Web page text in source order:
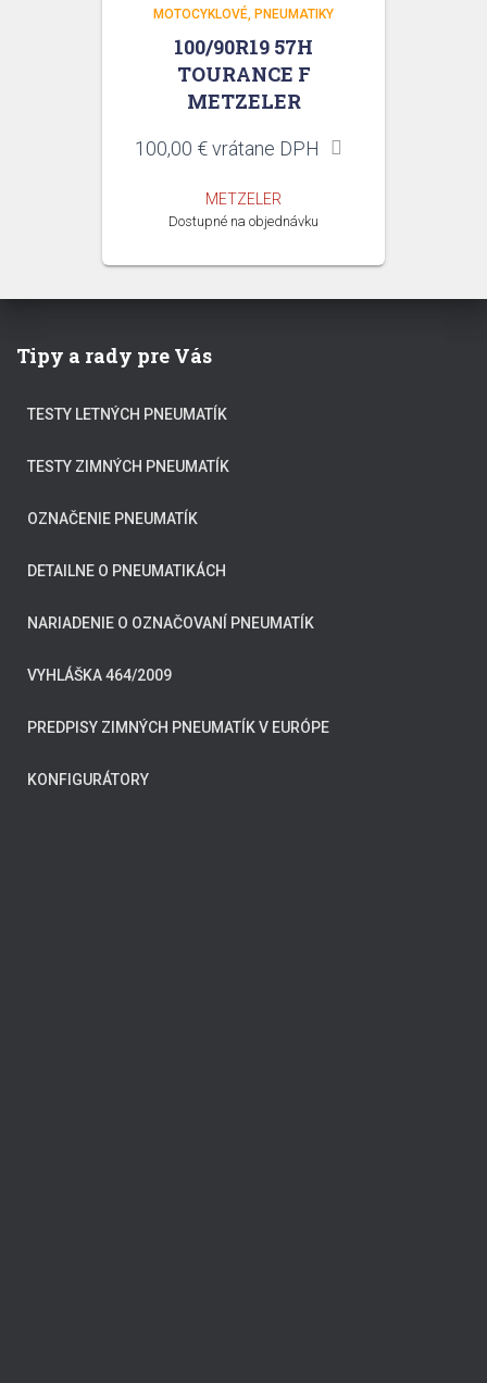
MOTOCYKLOVÉ PNEUMATIKY
100/90R19 57H
TOURANCE F
METZELER
100,00 €vrátane DPH
METZELER
Dostupné na objednávku
Tipy a rady pre Vás
TESTY LETNÝCH PNEUMATÍK
TESTY ZIMNÝCH PNEUMATÍK
OZNAČENIE PNEUMATÍK
DETAILNE O PNEUMATIKÁCH
NARIADENIE O OZNAČOVANÍ PNEUMATÍK
VYHLÁŠKA 464/2009
PREDPISY ZIMNÝCH PNEUMATÍK V EURÓPE
KONFIGURÁTORY